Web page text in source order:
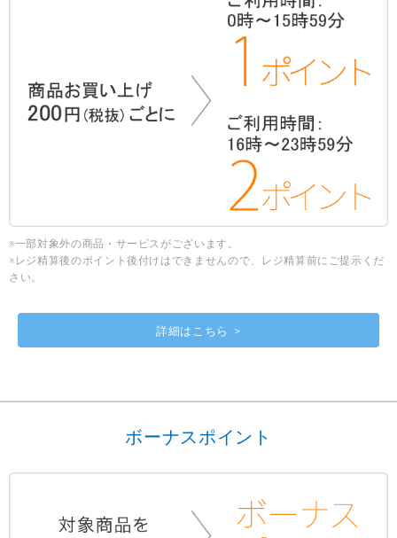
※一部対象外の商品・サービスがございます。
※レジ精算後のポイント後付けはできませんので、レジ精算前にご提示くだ
さい。
詳細はこちら
ボーナスポイント